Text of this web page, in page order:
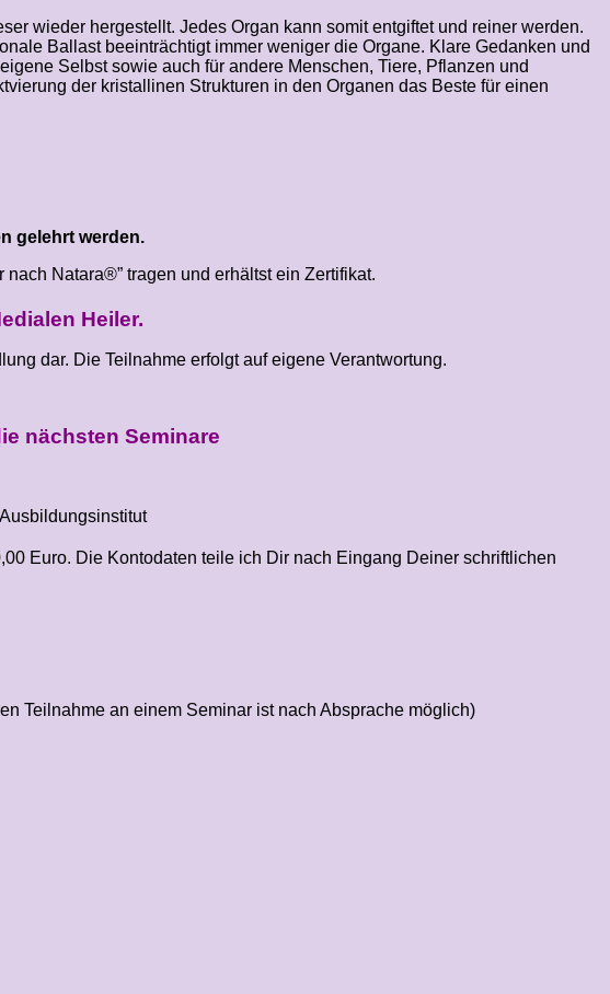
wieder hergestellt. Jedes Organ kann somit entgiftet und reiner werden.
Ballast beeinträchtigt immer weniger die Organe. Klare Gedanken und
Selbst sowie auch für andere Menschen, Tiere, Pflanzen und
der kristallinen Strukturen in den Organen das Beste für einen
gelehrt werden.
Natara®” tragen und erhältst ein Zertifikat.
Heiler.
dar. Die Teilnahme erfolgt auf eigene Verantwortung.
nächsten Seminare
Ausbildungsinstitut
Euro. Die Kontodaten teile ich Dir nach Eingang Deiner schriftlichen
Teilnahme an einem Seminar ist nach Absprache möglich)